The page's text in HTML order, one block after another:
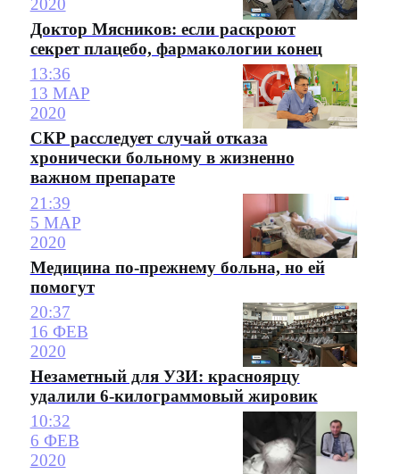
2020
Доктор Мясников: если раскроют
секрет плацебо, фармакологии конец
13:36
13 МАР
2020
СКР расследует случай отказа
хронически больному в жизненно
важном препарате
21:39
5 МАР
2020
Медицина по-прежнему больна, но ей
помогут
20:37
16 ФЕВ
2020
Незаметный для УЗИ: красноярцу
удалили 6-килограммовый жировик
10:32
6 ФЕВ
2020